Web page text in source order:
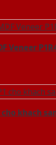
Veneer
cho khach